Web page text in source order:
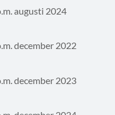
augusti 2024
december 2022
december 2023